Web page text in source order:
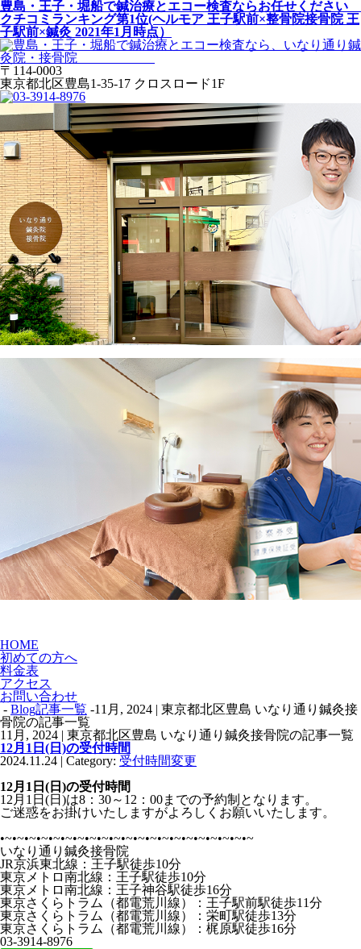
豊島・王子・堀船で鍼治療とエコー検査ならお任せください
クチコミランキング第1位(ヘルモア 王子駅前×整骨院接骨院 王
子駅前×鍼灸 2021年1月時点）
〒114-0003
東京都北区豊島1-35-17 クロスロード1F
HOME
初めての方へ
料金表
アクセス
お問い合わせ
- Blog記事一覧 -11月, 2024 | 東京都北区豊島 いなり通り鍼灸接
骨院の記事一覧
11月, 2024 | 東京都北区豊島 いなり通り鍼灸接骨院の記事一覧
12月1日(日)の受付時間
2024.11.24 | Category: 受付時間変更
12月1日(日)の受付時間
12月1日(日)は8：30～12：00までの予約制となります。
ご迷惑をお掛けいたしますがよろしくお願いいたします。
•~•~•~•~•~•~•~•~•~•~•~•~•~•~•~•~•~•~•~•~•~
いなり通り鍼灸接骨院
JR京浜東北線：王子駅徒歩10分
東京メトロ南北線：王子駅徒歩10分
東京メトロ南北線：王子神谷駅徒歩16分
東京さくらトラム（都電荒川線）：王子駅前駅徒歩11分
東京さくらトラム（都電荒川線）：栄町駅徒歩13分
東京さくらトラム（都電荒川線）：梶原駅徒歩16分
03-3914-8976